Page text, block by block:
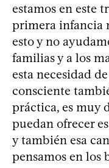
estamos en este
primera infancia
esto y no
familias y a los
esta necesidad
consciente
práctica, es muy
puedan ofrecer
y también esa
pensamos en los